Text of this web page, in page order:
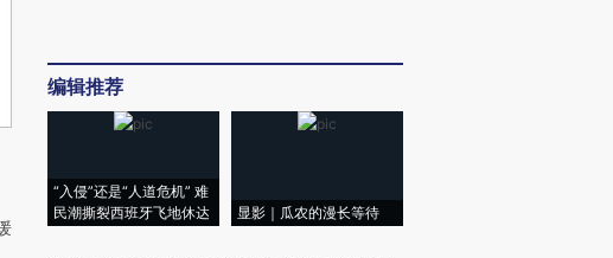
编辑推荐
“入侵”还是“人道危机” 难
民潮撕裂西班牙飞地休达
显影｜瓜农的漫长等待